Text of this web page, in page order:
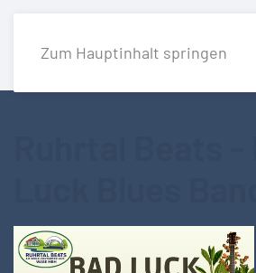
Zum Hauptinhalt springen